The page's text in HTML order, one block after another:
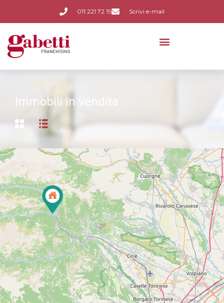
011 221 72 19 Scrivi e-mail
Immobili in vendita